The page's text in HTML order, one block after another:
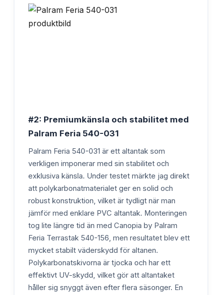
#2: Premiumkänsla och stabilitet med
Palram Feria 540-031
Palram Feria 540-031 är ett altantak som
verkligen imponerar med sin stabilitet och
exklusiva känsla. Under testet märkte jag direkt
att polykarbonatmaterialet ger en solid och
robust konstruktion, vilket är tydligt när man
jämför med enklare PVC altantak. Monteringen
tog lite längre tid än med Canopia by Palram
Feria Terrastak 540-156, men resultatet blev ett
mycket stabilt väderskydd för altanen.
Polykarbonatskivorna är tjocka och har ett
effektivt UV-skydd, vilket gör att altantaket
håller sig snyggt även efter flera säsonger. En